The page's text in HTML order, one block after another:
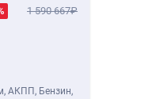
1 590 667
, АКПП, Бензин,